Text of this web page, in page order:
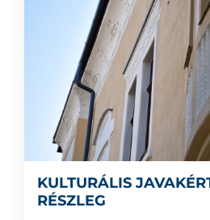
KULTURÁLIS
RÉSZLEG